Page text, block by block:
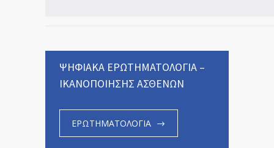
ΨΗΦΙΑΚΑ ΕΡΩΤΗΜΑΤΟΛΟΓΙΑ –
ΙΚΑΝΟΠΟΙΗΣΗΣ ΑΣΘΕΝΩΝ
ΕΡΩΤΗΜΑΤΟΛΟΓΙΑ